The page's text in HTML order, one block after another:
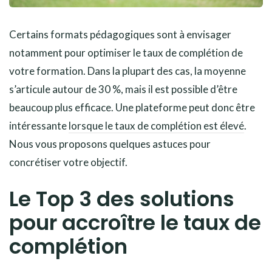
Certains formats pédagogiques sont à envisager
notamment pour optimiser le taux de complétion de
votre formation. Dans la plupart des cas, la moyenne
s’articule autour de 30 %, mais il est possible d’être
beaucoup plus efficace. Une plateforme peut donc être
intéressantelorsque le taux de complétion est élevé.
Nous vous proposons quelques astuces pour
concrétiser votre objectif.
Le Top 3 des solutions
pour accroître le taux de
complétion